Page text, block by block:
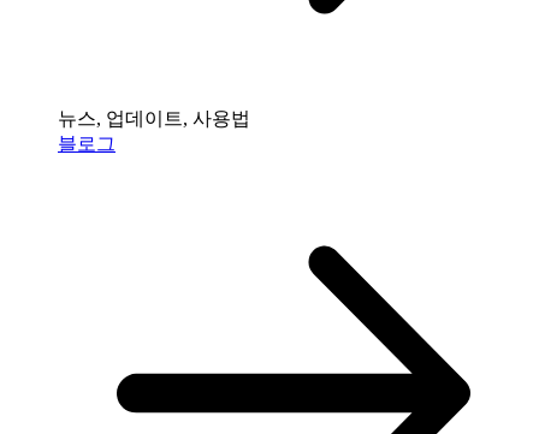
뉴스, 업데이트, 사용법
블로그